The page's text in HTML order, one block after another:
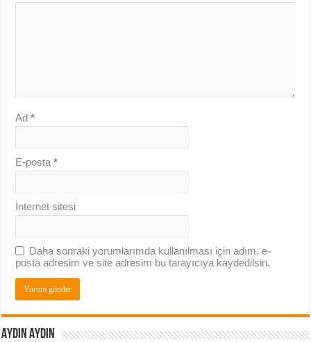
Ad*
E-posta*
İnternet sitesi
Daha sonraki yorumlarımda kullanılması için adım, e-
posta adresim ve site adresim bu tarayıcıya kaydedilsin.
AYDIN AYDIN